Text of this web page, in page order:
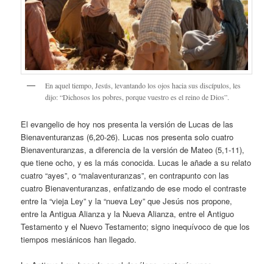
En aquel tiempo, Jesús, levantando los ojos hacia sus discípulos, les
dijo: “Dichosos los pobres, porque vuestro es el reino de Dios”.
El evangelio de hoy nos presenta la versión de Lucas de las
Bienaventuranzas (6,20-26). Lucas nos presenta solo cuatro
Bienaventuranzas, a diferencia de la versión de Mateo (5,1-11),
que tiene ocho, y es la más conocida. Lucas le añade a su relato
cuatro “ayes”, o “malaventuranzas”, en contrapunto con las
cuatro Bienaventuranzas, enfatizando de ese modo el contraste
entre la “vieja Ley” y la “nueva Ley” que Jesús nos propone,
entre la Antigua Alianza y la Nueva Alianza, entre el Antiguo
Testamento y el Nuevo Testamento; signo inequívoco de que los
tiempos mesiánicos han llegado.